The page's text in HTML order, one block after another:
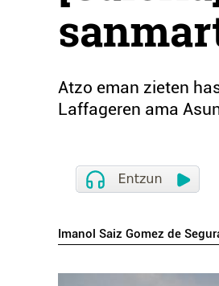
Atzo eman zieten
Laffageren ama
Imanol Saiz Gomez de